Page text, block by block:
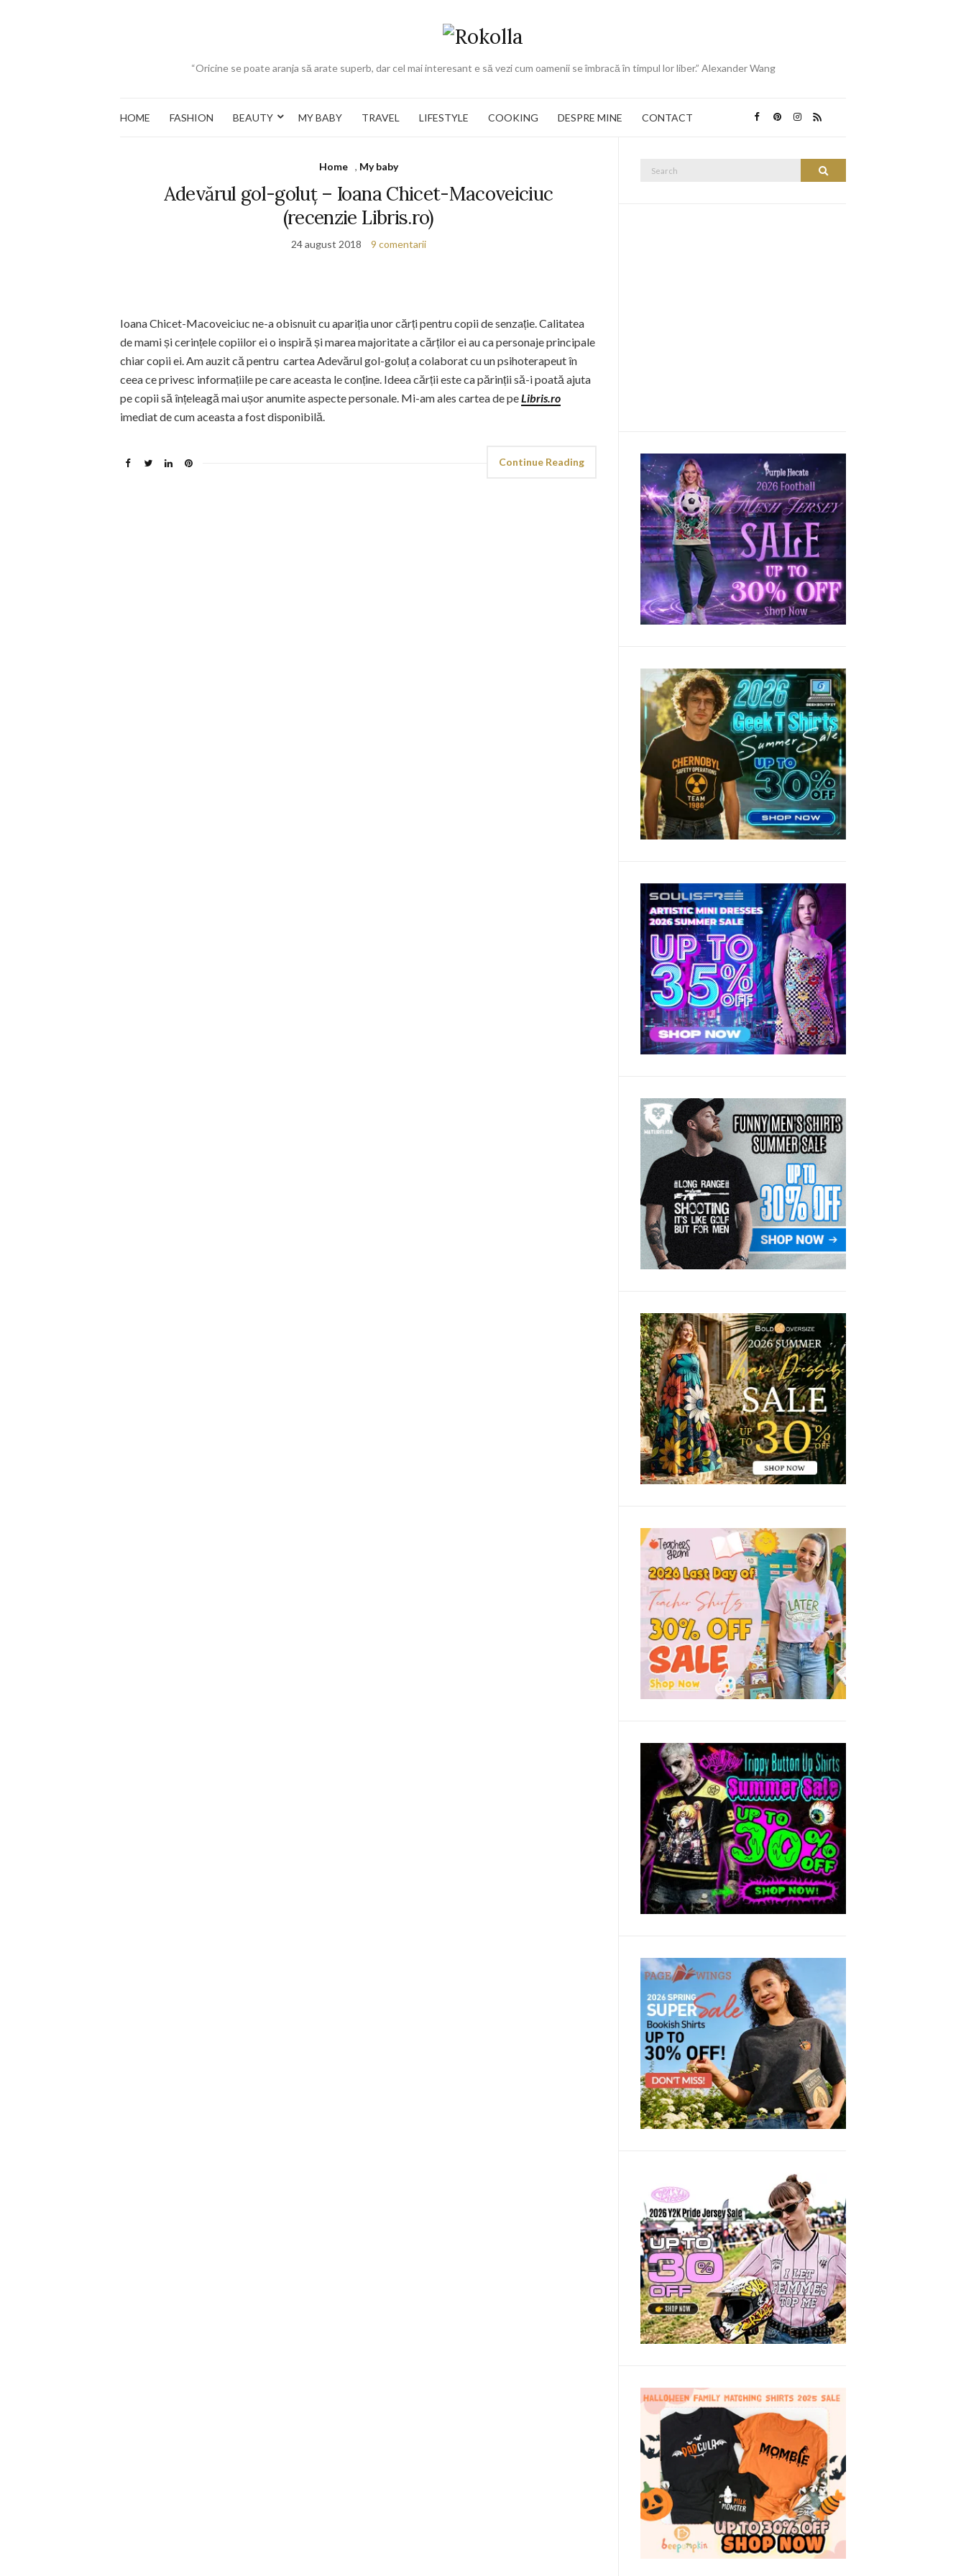
“Oricine se poate aranja să arate superb, dar cel mai interesant e să vezi cum oamenii se îmbracă în timpul lor liber.” Alexander Wang
HOME FASHION BEAUTY MY BABY TRAVEL LIFESTYLE COOKING DESPRE MINE CONTACT
Home , My baby
Adevărul gol-goluț – Ioana Chicet-Macoveiciuc
(recenzie Libris.ro)
24 august 2018 9 comentarii
Ioana Chicet-Macoveiciuc ne-a obisnuit cu apariția unor cărți pentru copii de senzație. Calitatea
de mami și cerințele copiilor ei o inspiră și marea majoritate a cărților ei au ca personaje principale
chiar copii ei. Am auzit că pentru cartea Adevărul gol-goluț a colaborat cu un psihoterapeut în
ceea ce privesc informațiile pe care aceasta le conține. Ideea cărții este ca părinții să-i poată ajuta
pe copii să înțeleagă mai ușor anumite aspecte personale. Mi-am ales cartea de peLibris.ro
imediat de cum aceasta a fost disponibilă.
Continue Reading
Search